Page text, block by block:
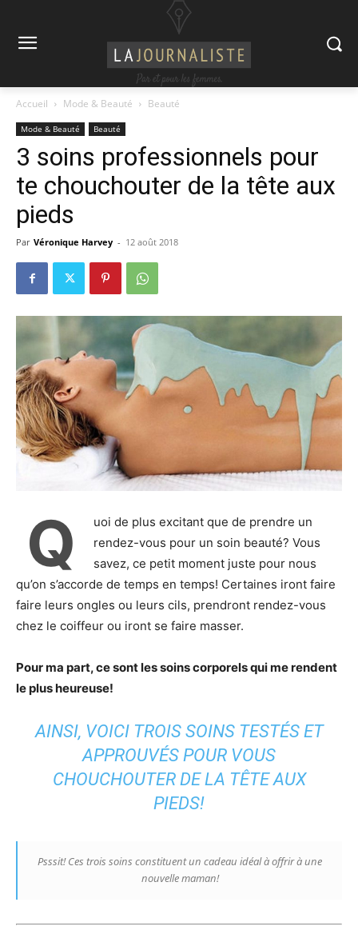
Accueil Mode & Beauté Beauté
Mode & Beauté Beauté
3 soins professionnels pour
te chouchouter de la tête aux
pieds
Par Véronique Harvey - 12 août 2018
Q
uoi de plus excitant que de prendre un
rendez-vous pour un soin beauté? Vous
savez, ce petit moment juste pour nous
qu’on s’accorde de temps en temps! Certaines iront faire
faire leurs ongles ou leurs cils, prendront rendez-vous
chez le coiffeur ou iront se faire masser.
Pour ma part, ce sont les soins corporels qui me rendent
le plus heureuse!
AINSI, VOICI TROIS SOINS TESTÉS ET
APPROUVÉS POUR VOUS
CHOUCHOUTER DE LA TÊTE AUX
PIEDS!
Psssit! Ces trois soins constituent un cadeau idéal à offrir à une
nouvelle maman!